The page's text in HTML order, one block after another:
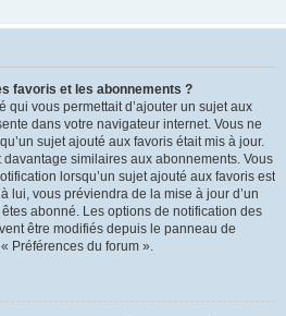
favoris et les abonnements ?
qui vous permettait d’ajouter un sujet aux
dans votre navigateur internet. Vous ne
sujet ajouté aux favoris était mis à jour.
davantage similaires aux abonnements. Vous
lorsqu’un sujet ajouté aux favoris est
lui, vous préviendra de la mise à jour d’un
abonné. Les options de notification des
être modifiés depuis le panneau de
Préférences du forum ».